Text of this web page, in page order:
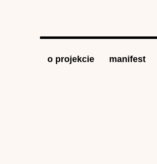
o projekcie manifest